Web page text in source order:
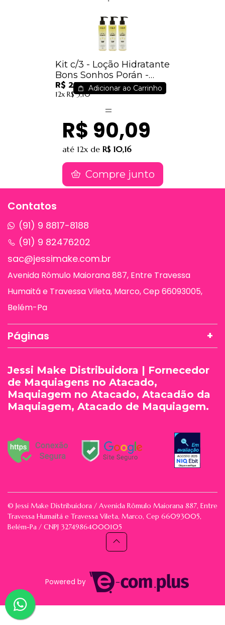
Kit c/3 - Loção Hidratante
Bons Sonhos Porán -
RELAXE
R$ 27,51
12x R$ 3,10
Adicionar ao Carrinho
R$ 90,09
até 12x de R$ 10,16
Compre junto
Contatos
(91) 9 8817-8188
(91) 9 82476202
sac@jessimake.com.br
Avenida Rômulo Maiorana 887, Entre Travessa
Humaitá e Travessa Vileta, Marco, Cep 66093005,
Belém-Pa
Páginas
Jessi Make Distribuidora | Fornecedor
de Maquiagens no Atacado,
Maquiagem no Atacado, Atacadão da
Maquiagem, Atacado de Maquiagem.
© Jessi Make Distribuidora / Avenida Rômulo Maiorana 887, Entre
Travessa Humaitá e Travessa Vileta, Marco, Cep 66093005,
Belém-Pa / CNPJ 32749864000105
Powered by